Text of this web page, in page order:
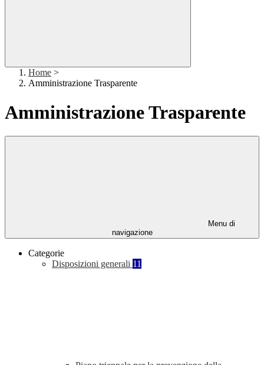
Home >
Amministrazione Trasparente
Amministrazione Trasparente
Menu di
navigazione
Categorie
Disposizioni generali 11